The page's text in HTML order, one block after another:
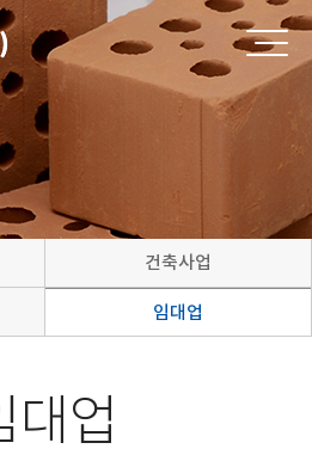
건축사업
임대업
대업